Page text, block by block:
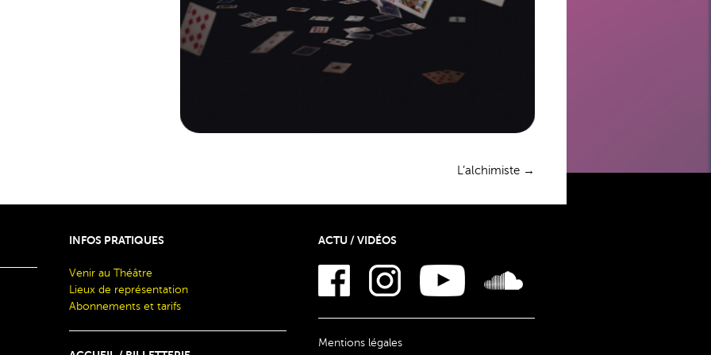
L’alchimiste →
INFOS PRATIQUES
Venir au Théâtre
Lieux de représentation
Abonnements et tarifs
ACTU / VIDÉOS
Mentions légales